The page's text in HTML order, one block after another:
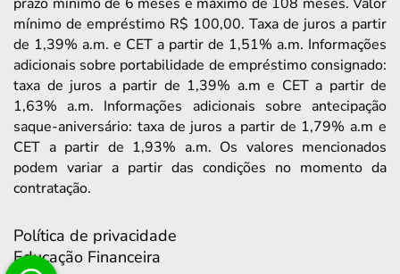
mínimo de empréstimo R$ 100,00. Taxa de juros a partir
de 1,39% a.m. e CET a partir de 1,51% a.m. Informações
adicionais sobre portabilidade de empréstimo consignado:
taxa de juros a partir de 1,39% a.m e CET a partir de
1,63% a.m. Informações adicionais sobre antecipação
saque-aniversário: taxa de juros a partir de 1,79% a.m e
CET a partir de 1,93% a.m. Os valores mencionados
podem variar a partir das condições no momento da
contratação.
Política de privacidade
Educação Financeira